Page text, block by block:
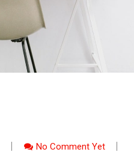
No Comment Yet